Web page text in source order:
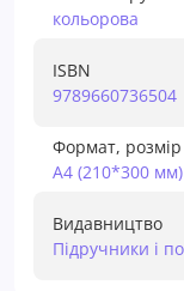
кольорова
ISBN
9789660736504
Формат, розмір
А4 (210*300 мм)
Видавництво
Підручники і